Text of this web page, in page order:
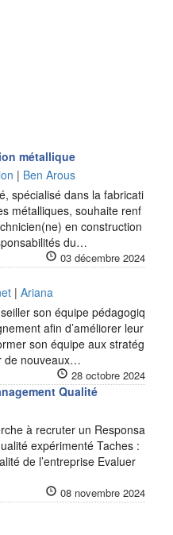
métallique
| Ben Arous
spécialisé dans la fabricati
métalliques, souhaite renf
en construction
du…
03 décembre 2024
| Ariana
son équipe pédagogiq
afin d’améliorer leur
son équipe aux stratég
de nouveaux…
28 octobre 2024
Qualité
à recruter un Responsa
expérimenté Taches :
de l’entreprise Evaluer
08 novembre 2024